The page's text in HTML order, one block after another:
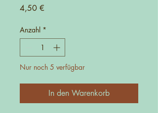
4,50 €
Anzahl *
Nur noch 5 verfügbar
In den Warenkorb